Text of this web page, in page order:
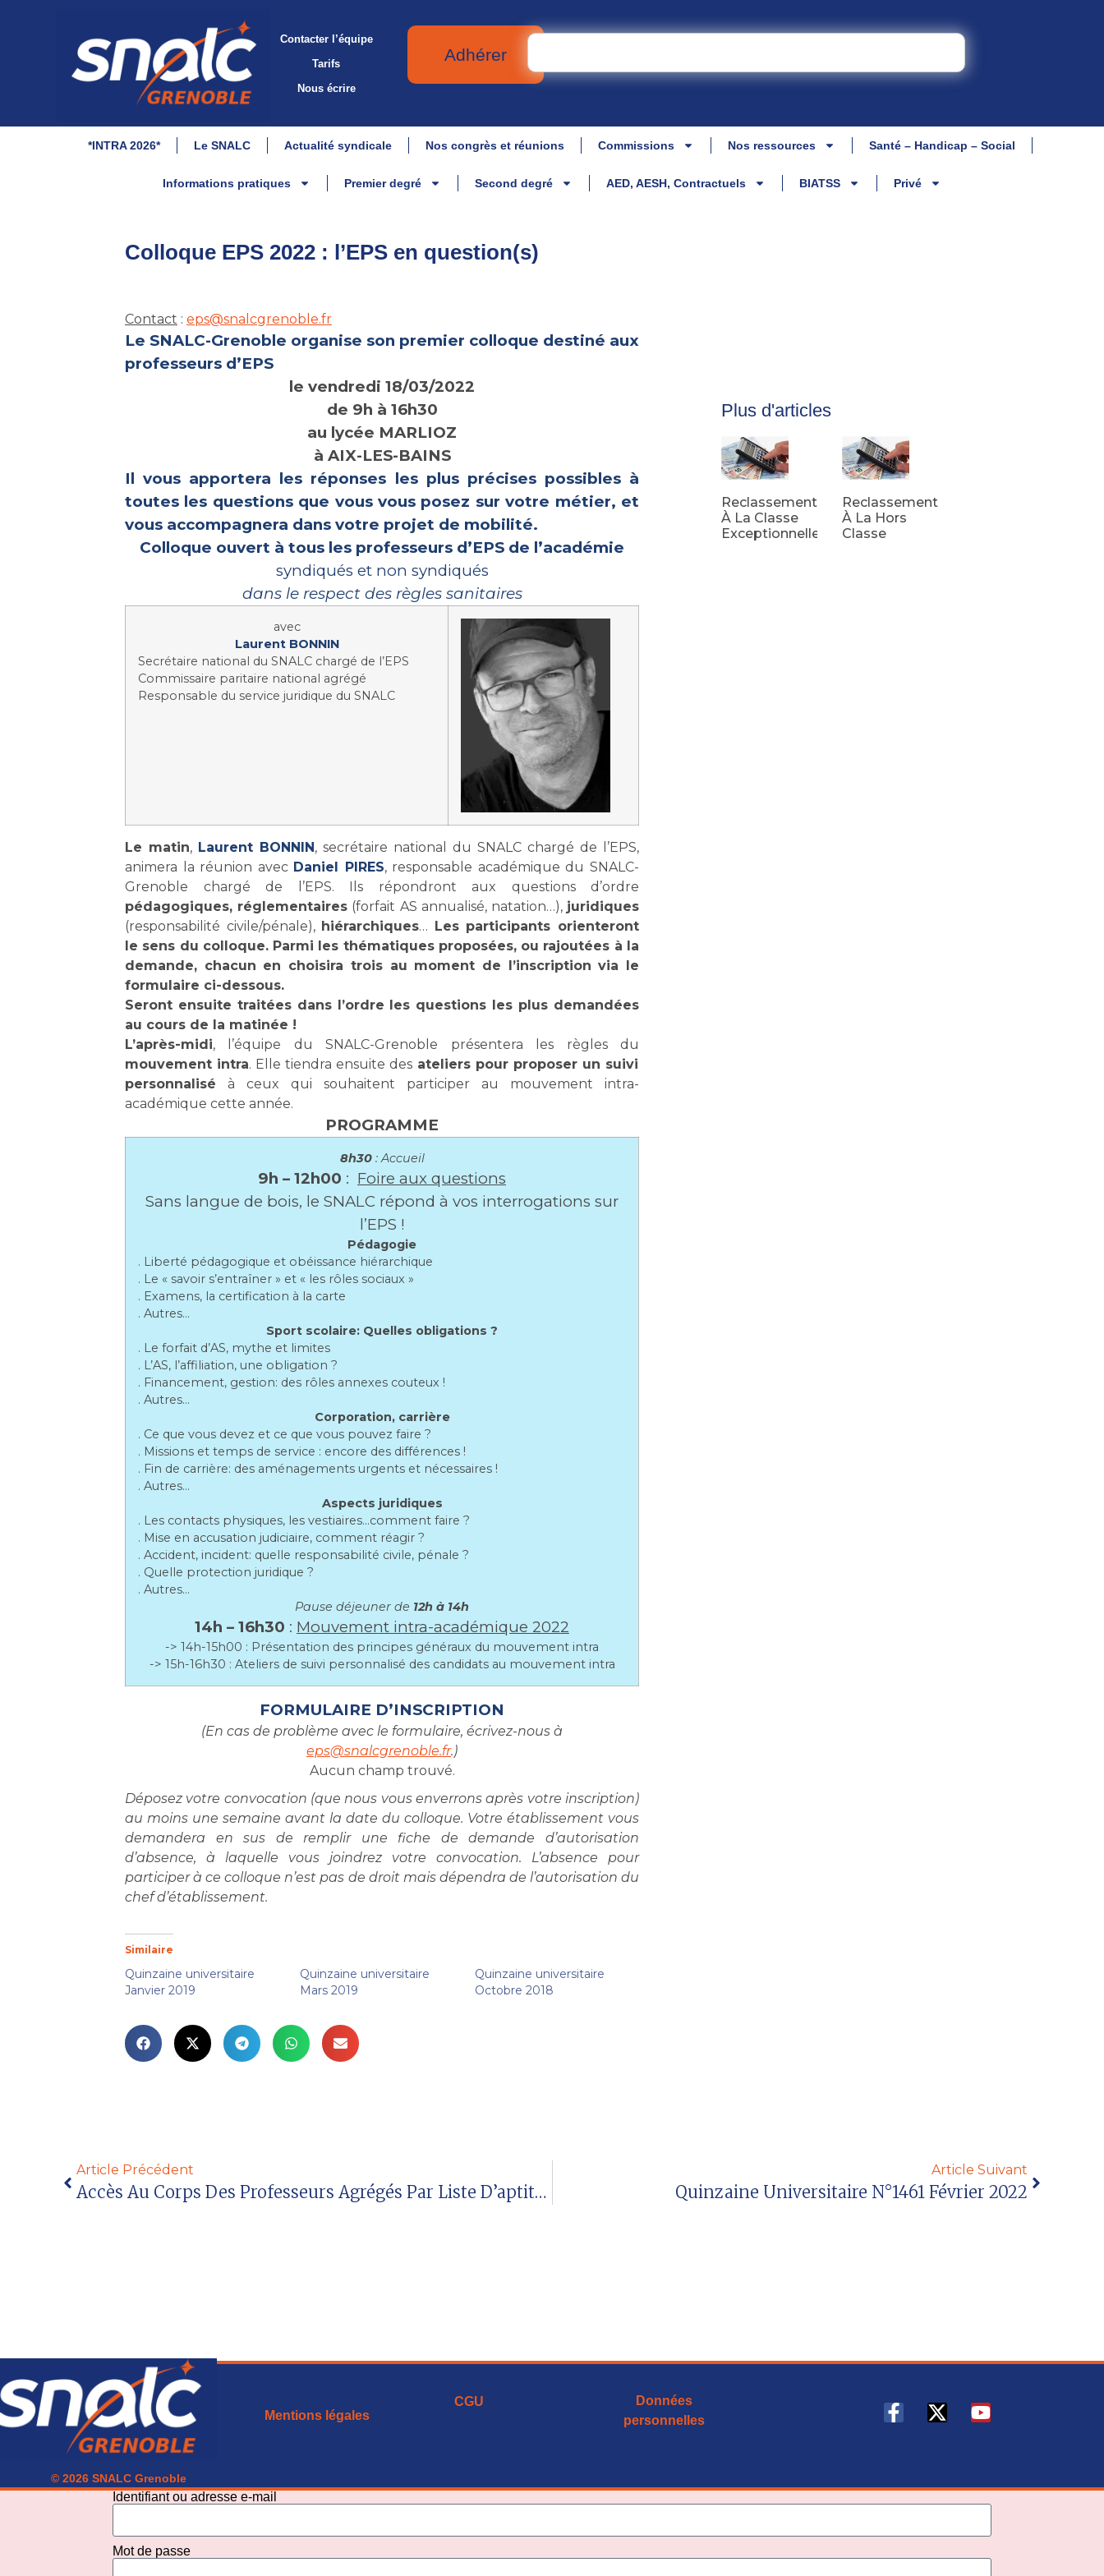
Contacter l’équipe
Tarifs
Nous écrire
Adhérer
*INTRA 2026* Le SNALC Actualité syndicale Nos congrès et réunions Commissions Nos ressources Santé – Handicap – Social
Informations pratiques Premier degré Second degré AED, AESH, Contractuels BIATSS Privé
Colloque EPS 2022 : l’EPS en question(s)
Contact : eps@snalcgrenoble.fr
Le SNALC-Grenoble organise son premier colloque destiné aux
professeurs d’EPS
le vendredi 18/03/2022
de 9h à 16h30
au lycée MARLIOZ
à AIX-LES-BAINS
Il vous apportera les réponses les plus précises possibles à
toutes les questions que vous vous posez sur votre métier, et
vous accompagnera dans votre projet de mobilité.
Colloque ouvert à tous les professeurs d’EPS de l’académie
syndiqués et non syndiqués
dans le respect des règles sanitaires
avec
Laurent BONNIN
Secrétaire national du SNALC chargé de l’EPS
Commissaire paritaire national agrégé
Responsable du service juridique du SNALC
Le matin, Laurent BONNIN, secrétaire national du SNALC chargé de l’EPS,
animera la réunion avec Daniel PIRES, responsable académique du SNALC-
Grenoble chargé de l’EPS. Ils répondront aux questions d’ordre
pédagogiques, réglementaires (forfait AS annualisé, natation…), juridiques
(responsabilité civile/pénale), hiérarchiques… Les participants orienteront
le sens du colloque. Parmi les thématiques proposées, ou rajoutées à la
demande, chacun en choisira trois au moment de l’inscription via le
formulaire ci-dessous.
Seront ensuite traitées dans l’ordre les questions les plus demandées
au cours de la matinée !
L’après-midi, l’équipe du SNALC-Grenoble présentera les règles du
mouvement intra. Elle tiendra ensuite des ateliers pour proposer un suivi
personnalisé à ceux qui souhaitent participer au mouvement intra-
académique cette année.
PROGRAMME
8h30: Accueil
9h – 12h00 : Foire aux questions
Sans langue de bois, le SNALC répond à vos interrogations sur
l’EPS !
Pédagogie
. Liberté pédagogique et obéissance hiérarchique
. Le « savoir s’entraîner » et « les rôles sociaux »
. Examens, la certification à la carte
. Autres…
Sport scolaire: Quelles obligations ?
. Le forfait d’AS, mythe et limites
. L’AS, l’affiliation, une obligation ?
. Financement, gestion: des rôles annexes couteux !
. Autres…
Corporation, carrière
. Ce que vous devez et ce que vous pouvez faire ?
. Missions et temps de service : encore des différences !
. Fin de carrière: des aménagements urgents et nécessaires !
. Autres…
Aspects juridiques
. Les contacts physiques, les vestiaires…comment faire ?
. Mise en accusation judiciaire, comment réagir ?
. Accident, incident: quelle responsabilité civile, pénale ?
. Quelle protection juridique ?
. Autres…
Pause déjeuner de 12h à 14h
14h – 16h30 : Mouvement intra-académique 2022
-> 14h-15h00 : Présentation des principes généraux du mouvement intra
-> 15h-16h30 : Ateliers de suivi personnalisé des candidats au mouvement intra
FORMULAIRE D’INSCRIPTION
(En cas de problème avec le formulaire, écrivez-nous à
eps@snalcgrenoble.fr.)
Aucun champ trouvé.
Déposez votre convocation (que nous vous enverrons après votre inscription)
au moins une semaine avant la date du colloque. Votre établissement vous
demandera en sus de remplir une fiche de demande d’autorisation
d’absence, à laquelle vous joindrez votre convocation. L’absence pour
participer à ce colloque n’est pas de droit mais dépendra de l’autorisation du
chef d’établissement.
Similaire
Quinzaine universitaire
Janvier 2019
Quinzaine universitaire
Mars 2019
Quinzaine universitaire
Octobre 2018
Plus d'articles
Reclassement
À La Classe
Exceptionnelle
Reclassement
À La Hors
Classe
Article Précédent
Accès Au Corps Des Professeurs Agrégés Par Liste D’aptitude 2022
Article Suivant
Quinzaine Universitaire N°1461 Février 2022
Mentions légales
CGU
Données
personnelles
© 2026 SNALC Grenoble
Identifiant ou adresse e-mail
Mot de passe